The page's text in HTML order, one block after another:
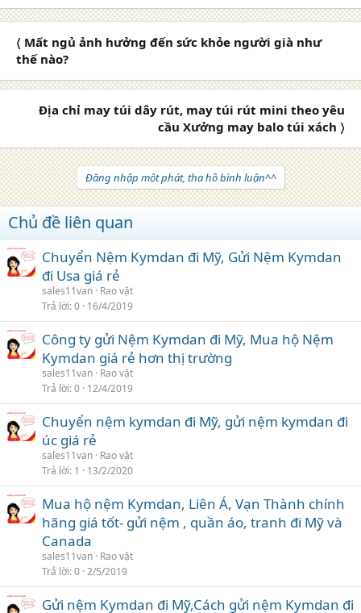
〈 Mất ngủ ảnh hưởng đến sức khỏe người già như
thế nào?
Địa chỉ may túi dây rút, may túi rút mini theo yêu
cầu Xưởng may balo túi xách 〉
Đăng nhập một phát, tha hồ bình luận^^
Chủ đề liên quan
Chuyển Nệm Kymdan đi Mỹ, Gửi Nệm Kymdan
đi Usa giá rẻ
sales11van Rao vặt
Trả lời 0 16/4/2019
Công ty gửi Nệm Kymdan đi Mỹ, Mua hộ Nệm
Kymdan giá rẻ hơn thị trường
sales11van Rao vặt
Trả lời 0 12/4/2019
Chuyển nệm kymdan đi Mỹ, gửi nệm kymdan đi
úc giá rẻ
sales11van Rao vặt
Trả lời 1 13/2/2020
Mua hộ nệm Kymdan, Liên Á, Vạn Thành chính
hãng giá tốt- gửi nệm , quần áo, tranh đi Mỹ và
Canada
sales11van Rao vặt
Trả lời 0 2/5/2019
Gửi nệm Kymdan đi Mỹ,Cách gửi nệm Kymdan đi